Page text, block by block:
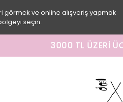
görmek ve online alışveriş yapmak
seçin.
3000 TL ÜZERI